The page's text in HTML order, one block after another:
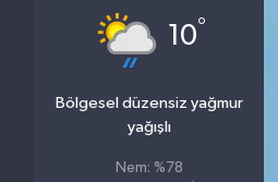
10°
Bölgesel düzensiz yağmur
yağışlı
Nem: %78